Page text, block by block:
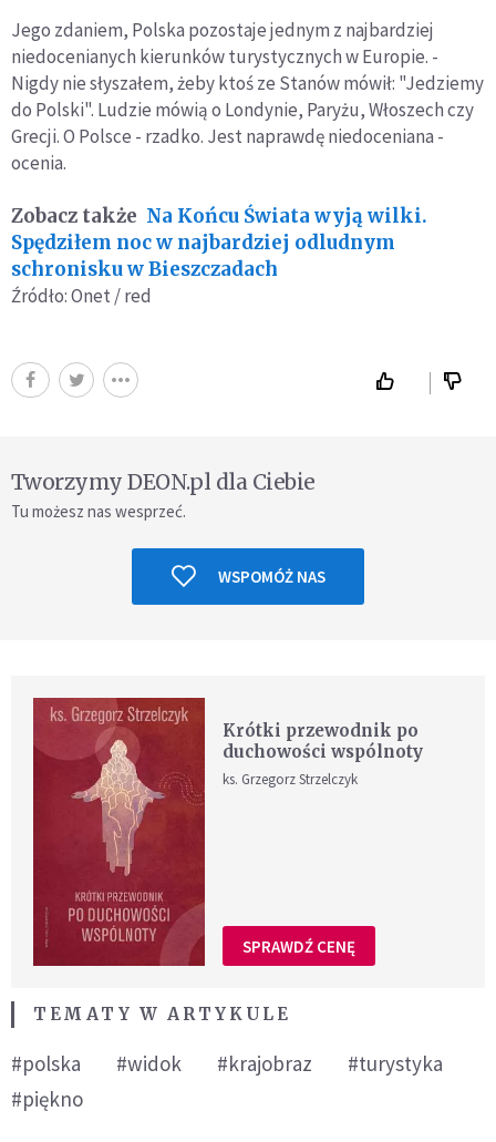
Jego zdaniem, Polska pozostaje jednym z najbardziej
niedocenianych kierunków turystycznych w Europie. -
Nigdy nie słyszałem, żeby ktoś ze Stanów mówił: "Jedziemy
do Polski". Ludzie mówią o Londynie, Paryżu, Włoszech czy
Grecji. O Polsce - rzadko. Jest naprawdę niedoceniana -
ocenia.
Zobacz także Na Końcu Świata wyją wilki.
Spędziłem noc w najbardziej odludnym
schronisku w Bieszczadach
Źródło: Onet / red
Tworzymy DEON.pl dla Ciebie
Tu możesz nas wesprzeć.
WSPOMÓŻ NAS
Krótki przewodnik po
duchowości wspólnoty
ks. Grzegorz Strzelczyk
SPRAWDŹ CENĘ
TEMATY W ARTYKULE
#polska #widok #krajobraz
#turystyka
#piękno